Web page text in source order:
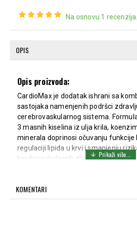
Na osnovu 1 recenzija.
OPIS
Opis proizvoda:
CardioMax je dodatak ishrani sa
sastojaka namenjenih podršci
cerebrovaskularnog sistema.
3 masnih kiselina iz ulja krila,
minerala doprinosi očuvanju funkcije
regulaciji lipida u krvi i smanjenju
kardiovaskularnih događaja.
apsorpciju aktivnih sastojaka.
KOMENTARI